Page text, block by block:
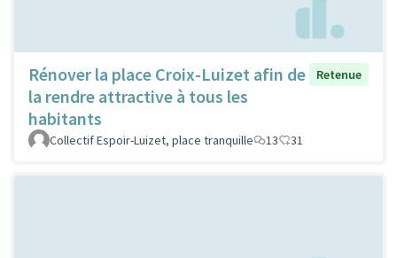
Rénover la place Croix-Luizet afin de
la rendre attractive à tous les
habitants
Retenue
Collectif Espoir-Luizet, place tranquille 13 31